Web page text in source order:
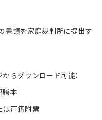
書類を家庭裁判所に提出す
らダウンロード可能）
謄本
は戸籍附票